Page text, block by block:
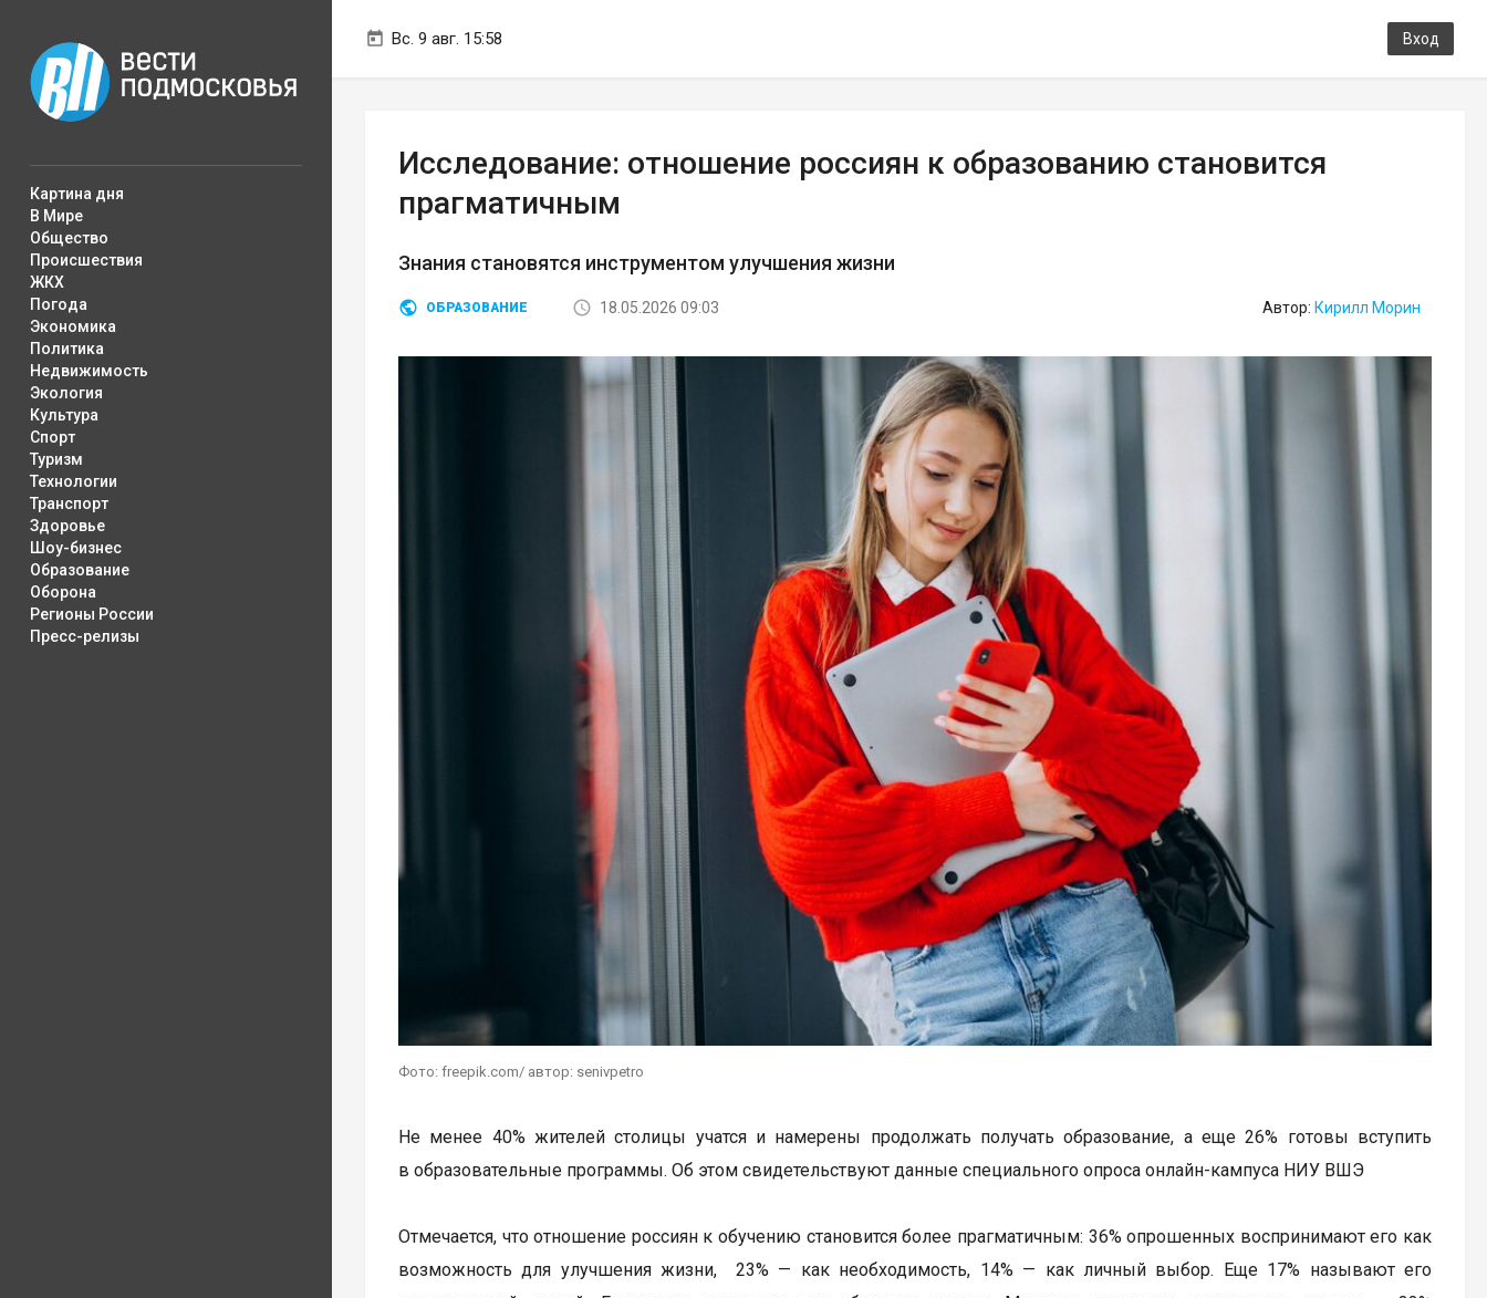
Вс. 9 авг. 15:58 Вход
Картина дня
В Мире
Общество
Происшествия
ЖКХ
Погода
Экономика
Политика
Недвижимость
Экология
Культура
Спорт
Туризм
Технологии
Транспорт
Здоровье
Шоу-бизнес
Образование
Оборона
Регионы России
Пресс-релизы
Исследование: отношение россиян к образованию становится
прагматичным
Знания становятся инструментом улучшения жизни
ОБРАЗОВАНИЕ 18.05.2026 09:03 Автор: Кирилл Морин
Фото: freepik.com/ автор: senivpetro
Не менее 40% жителей столицы учатся и намерены продолжать получать образование, а еще 26% готовы вступить
в образовательные программы. Об этом свидетельствуют данные специального опроса онлайн-кампуса НИУ ВШЭ
Отмечается, что отношение россиян к обучению становится более прагматичным: 36% опрошенных воспринимают его как
возможность для улучшения жизни, 23% — как необходимость, 14% — как личный выбор. Еще 17% называют его